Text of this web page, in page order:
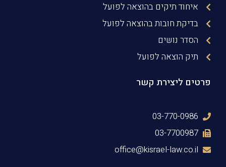
איחוד תיקים בהוצאה לפועל
בדיקת חובות בהוצאה לפועל
הסדר נושים
תיק הוצאה לפועל
פרטים ליצירת קשר
03-770-0986
03-7700987
office@kisrael-law.co.il